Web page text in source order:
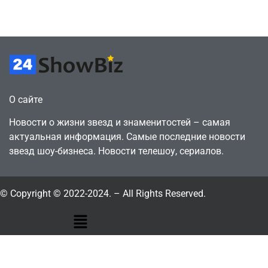
О сайте
Новости о жизни звезд и знаменитостей – самая
актуальная информация. Самые последние новости
звезд шоу-бизнеса. Новости телешоу, сериалов.
© Copyright © 2022-2024. – All Rights Reserved.